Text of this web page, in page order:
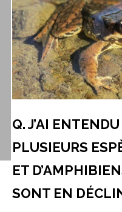
Q. J’AI
PLUSIEURS
ET
SONT EN